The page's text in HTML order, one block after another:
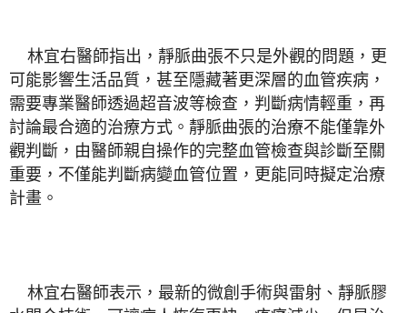
林宜右醫師指出，靜脈曲張不只是外觀的問題，更
可能影響生活品質，甚至隱藏著更深層的血管疾病，
需要專業醫師透過超音波等檢查，判斷病情輕重，再
討論最合適的治療方式。靜脈曲張的治療不能僅靠外
觀判斷，由醫師親自操作的完整血管檢查與診斷至關
重要，不僅能判斷病變血管位置，更能同時擬定治療
計畫。
林宜右醫師表示，最新的微創手術與雷射、靜脈膠